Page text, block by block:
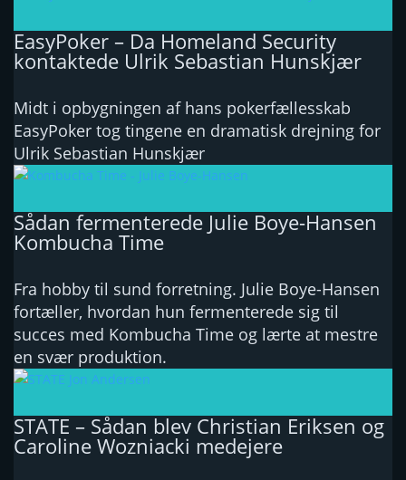
EasyPoker – Da Homeland Security
kontaktede Ulrik Sebastian Hunskjær
Midt i opbygningen af hans pokerfællesskab
EasyPoker tog tingene en dramatisk drejning for
Ulrik Sebastian Hunskjær
Sådan fermenterede Julie Boye-Hansen
Kombucha Time
Fra hobby til sund forretning. Julie Boye-Hansen
fortæller, hvordan hun fermenterede sig til
succes med Kombucha Time og lærte at mestre
en svær produktion.
STATE – Sådan blev Christian Eriksen og
Caroline Wozniacki medejere